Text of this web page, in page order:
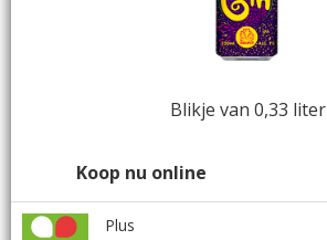
Blikje van 0,33 liter
Koop nu online
Plus